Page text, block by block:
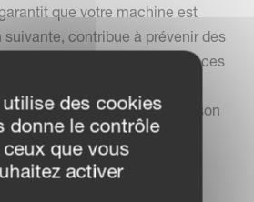
que votre machine est
suivante, contribue à prévenir des
et assure l’utilisation de pièces
Fiable, durable et efficace -
le meilleur d’elle-même, saison
des cookies
donne le contrôle
que vous
activer